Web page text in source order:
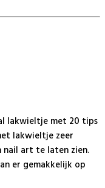
lakwieltje met 20 tips
lakwieltje zeer
nail art te laten zien.
er gemakkelijk op